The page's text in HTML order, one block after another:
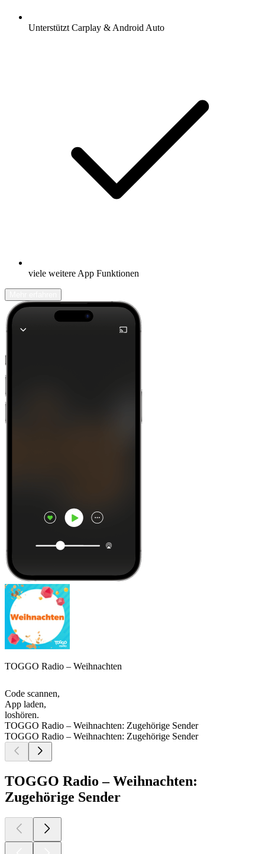
Unterstützt Carplay & Android Auto
viele weitere App Funktionen
TOGGO Radio – Weihnachten
Code scannen,
App laden,
loshören.
TOGGO Radio – Weihnachten: Zugehörige Sender
TOGGO Radio – Weihnachten: Zugehörige Sender
TOGGO Radio – Weihnachten:
Zugehörige Sender